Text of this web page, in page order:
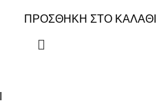
ΠΡΟΣΘΗΚΗ ΣΤΟ ΚΑΛΑΘΙ